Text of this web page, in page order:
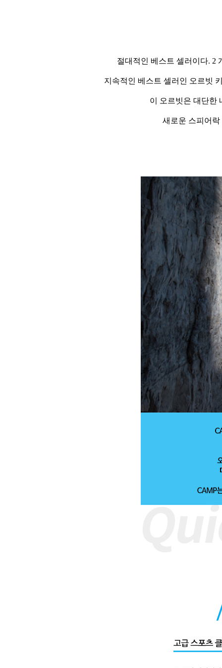
절대적인 베스트 셀러이다. 2
지속적인 베스트 셀러인 오르빗
이 오르빗은 대단한
새로운 스피어